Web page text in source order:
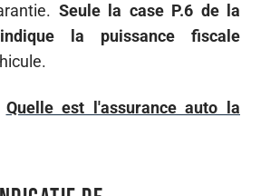
Seule la case P.6 de la
la puissance fiscale
Quelle est l'assurance auto la